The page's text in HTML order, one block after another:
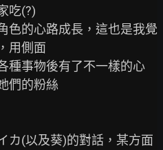
吃(?)
色的心路成長，這也是我覺
用側面
種事物後有了不一樣的心
們的粉絲
カ(以及葵)的對話，某方面